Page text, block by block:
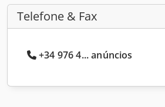
Telefone & Fax
+34 976 4... anúncios